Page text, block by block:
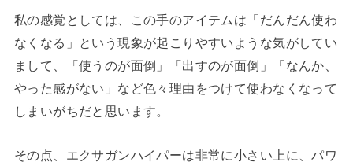
私の感覚としては、この手のアイテムは「だんだん使わ
なくなる」という現象が起こりやすいような気がしてい
まして、「使うのが面倒」「出すのが面倒」「なんか、
やった感がない」など色々理由をつけて使わなくなって
しまいがちだと思います。
その点、エクサガンハイパーは非常に小さい上に、パワ